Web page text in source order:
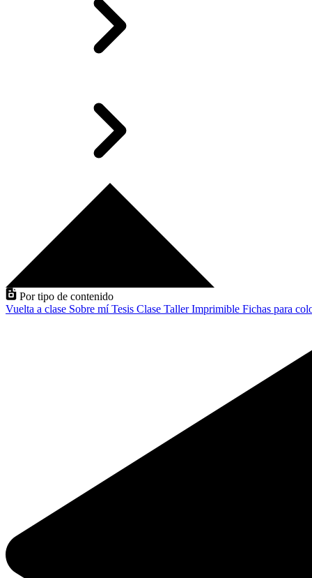
Por tipo de contenido
Vuelta a clase Sobre míTesis Clase TallerImprimible Fichas para